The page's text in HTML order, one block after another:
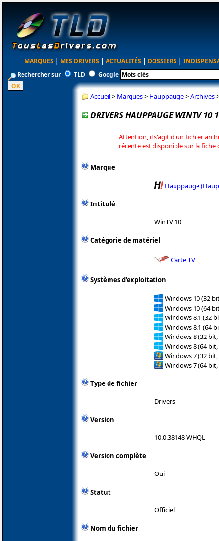
MARQUES | MES DRIVERS | ACTUALITÉS | DOSSIERS |
Rechercher sur
TLD Google
Accueil> Marques> Hauppauge>Archives
DRIVERS HAUPPAUGE WINTV 10
Attention, il s'agit d'un fichier
récente est disponible sur la fiche
Marque
Hauppauge
Intitulé
WinTV 10
Catégorie de matériel
Carte TV
Systèmes d'exploitation
Windows 10 (32
Windows 10 (64
Windows 8.1 (32
Windows 8.1 (64
Windows 8 (32 bit,
Windows 8 (64 bit,
Windows 7 (32 bit,
Windows 7 (64 bit,
Type de fichier
Drivers
Version
10.0.38148 WHQL
Version complète
Oui
Statut
Officiel
Nom du fichier